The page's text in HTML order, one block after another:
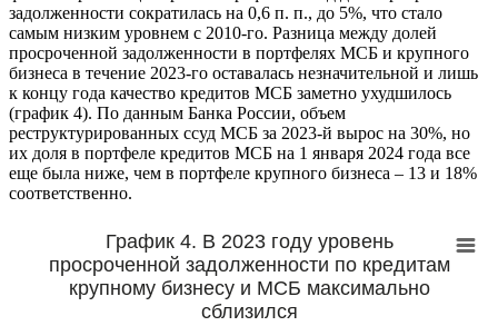
задолженности сократилась на 0,6 п. п., до 5%, что стало
самым низким уровнем с 2010-го. Разница между долей
просроченной задолженности в портфелях МСБ и крупного
бизнеса в течение 2023-го оставалась незначительной и лишь
к концу года качество кредитов МСБ заметно ухудшилось
(график 4). По данным Банка России, объем
реструктурированных ссуд МСБ за 2023-й вырос на 30%, но
их доля в портфеле кредитов МСБ на 1 января 2024 года все
еще была ниже, чем в портфеле крупного бизнеса – 13 и 18%
соответственно.
График 4. В 2023 году уровень
просроченной задолженности по кредитам
крупному бизнесу и МСБ максимально
сблизился